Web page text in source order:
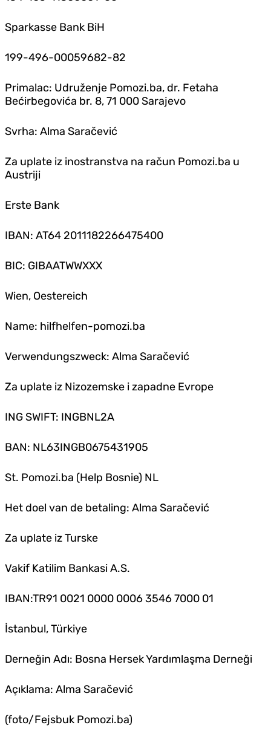
Sparkasse Bank BiH
199-496-00059682-82
Primalac: Udruženje Pomozi.ba, dr. Fetaha
Bećirbegovića br. 8, 71 000 Sarajevo
Svrha: Alma Saračević
Za uplate iz inostranstva na račun Pomozi.ba u
Austriji
Erste Bank
IBAN: AT64 2011182266475400
BIC: GIBAATWWXXX
Wien, Oestereich
Name: hilfhelfen-pomozi.ba
Verwendungszweck: Alma Saračević
Za uplate iz Nizozemske i zapadne Evrope
ING SWIFT: INGBNL2A
BAN: NL63INGB0675431905
St. Pomozi.ba (Help Bosnie) NL
Het doel van de betaling: Alma Saračević
Za uplate iz Turske
Vakif Katilim Bankasi A.S.
IBAN:TR91 0021 0000 0006 3546 7000 01
İstanbul, Türkiye
Derneğin Adı: Bosna Hersek Yardımlaşma Derneği
Açıklama: Alma Saračević
(foto/Fejsbuk Pomozi.ba)